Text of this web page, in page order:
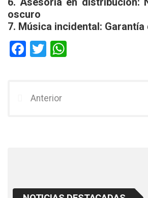
oscuro
7. Música incidental: Garantía
F
b
T
er
Anterior